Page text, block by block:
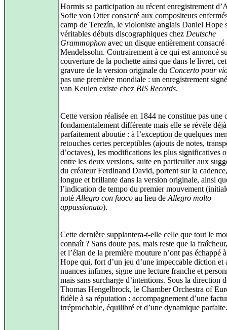
Hormis sa participation au récent enregistrement
Sofie von Otter consacré aux compositeurs
camp de Terezín, le violoniste anglais Daniel Hope
véritables débuts discographiques chez Deutsche
Grammophon avec un disque entièrement
Mendelssohn. Contrairement à ce qui est annoncé
couverture de la pochette ainsi que dans le livret,
gravure de la version originale du Concerto pour
pas une première mondiale : un enregistrement
van Keulen existe chez BIS Records.
Cette version réalisée en 1844 ne constitue pas une
fondamentalement différente mais elle se révèle déjà
parfaitement aboutie : à l’exception de quelques
retouches certes perceptibles (ajouts de notes,
d’octaves), les modifications les plus significatives
entre les deux versions, suite en particulier aux
du créateur Ferdinand David, portent sur la
longue et brillante dans la version originale, ainsi
l’indication de tempo du premier mouvement
noté Allegro con fuoco au lieu de Allegro molto
appassionato).
Cette dernière supplantera-t-elle celle que tout le
connaît ? Sans doute pas, mais reste que la
et l’élan de la première mouture n’ont pas échappé
Hope qui, fort d’un jeu d’une impeccable diction et
nuances infimes, signe une lecture franche et
mais sans surcharge d’intentions. Sous la direction
Thomas Hengelbrock, le Chamber Orchestra of
fidèle à sa réputation : accompagnement d’une
irréprochable, équilibré et d’une dynamique parfaite.